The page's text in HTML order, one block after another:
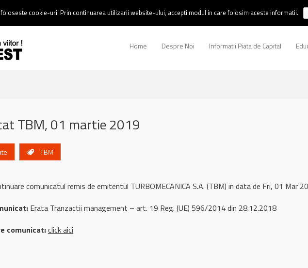
contact@estinvest.ro
Home Despre Noi Informatii Piata de Capital
TBM, 01 martie 2019
TBM
comunicatul remis de emitentul TURBOMECANICA S.A. (TBM) in data de Fri, 01 Mar
Erata Tranzactii management – art. 19 Reg. (UE) 596/2014 din 28.12.2018
comunicat:click aici
cookie-uri. Prin continuarea utilizarii website-ului, accepti modul in care folosim aceste informatii.